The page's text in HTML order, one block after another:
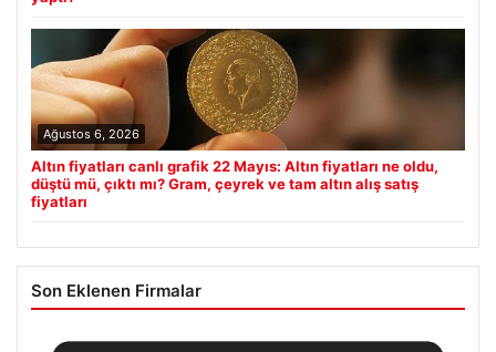
Ağustos 6, 2026
Altın fiyatları canlı grafik 22 Mayıs: Altın fiyatları ne oldu,
düştü mü, çıktı mı? Gram, çeyrek ve tam altın alış satış
fiyatları
Son Eklenen Firmalar